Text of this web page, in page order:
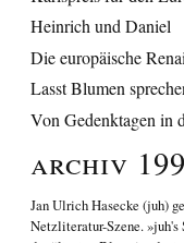
Heinrich und Daniel
Die europäische
Lasst Blumen
Von Gedenktagen in
Archiv
Jan Ulrich Hasecke (juh)
Netzliteratur-Szene. »juh's